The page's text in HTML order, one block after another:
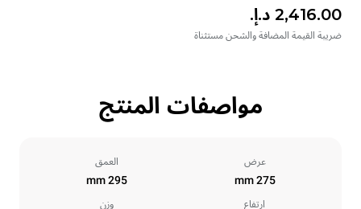
ضريبة القيمة المضافة والشحن مستثناة
مواصفات المنتج
عرض
275 mm
العمق
295 mm
ارتفاع وزن